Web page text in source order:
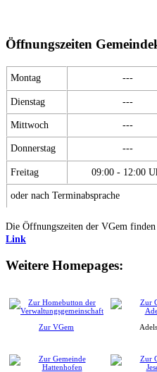
Öffnungszeiten
Montag ---
Dienstag ---
Mittwoch ---
Donnerstag ---
Freitag 09:00 - 12:00
oder nach Terminabsprache
Die Öffnungszeiten der VGem
Link
Weitere Homepages:
Zur VGem